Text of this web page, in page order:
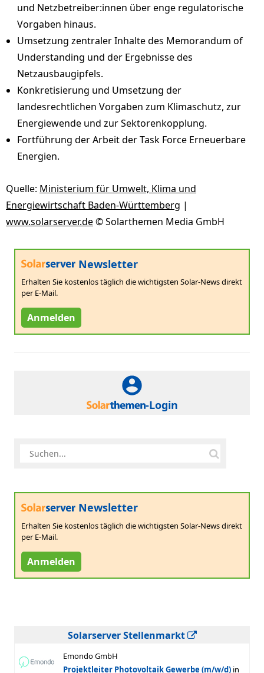
und Netzbetreiber:innen über enge regulatorische
Vorgaben hinaus.
Umsetzung zentraler Inhalte des Memorandum of
Understanding und der Ergebnisse des
Netzausbaugipfels.
Konkretisierung und Umsetzung der
landesrechtlichen Vorgaben zum Klimaschutz, zur
Energiewende und zur Sektorenkopplung.
Fortführung der Arbeit der Task Force Erneuerbare
Energien.
Quelle: Ministerium für Umwelt, Klima und
Energiewirtschaft Baden-Württemberg |
www.solarserver.de© Solarthemen Media GmbH
Newsletter
Erhalten Sie kostenlos täglich die wichtigsten Solar-News direkt
per E-Mail.
Anmelden
-Login
Newsletter
Erhalten Sie kostenlos täglich die wichtigsten Solar-News direkt
per E-Mail.
Anmelden
Solarserver Stellenmarkt